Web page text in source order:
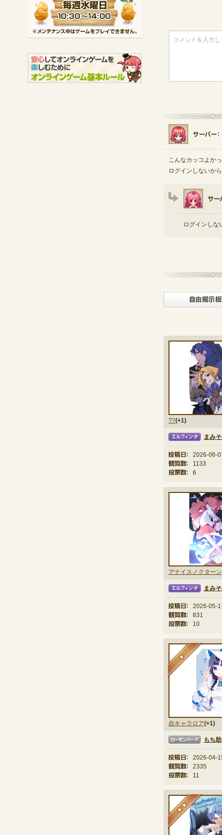
こんなカッコよか
ログインしないか
ログインしな
??(+1)
まみ
投稿日：
2026-06-
観覧数：
1133
投票数：
6
アナイスノクターン
まみ
投稿日：
2026-05-
観覧数：
831
投票数：
10
自キャラロア(+1)
★
もち助
投稿日：
2026-04-
観覧数：
2335
投票数：
11
★★